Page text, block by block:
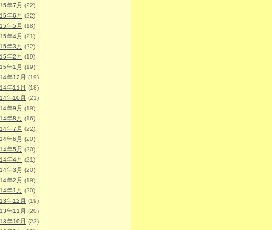
年7月 (22)
年6月 (22)
年5月 (18)
年4月 (21)
年3月 (22)
年2月 (19)
年1月 (19)
年12月 (19)
年11月 (18)
年10月 (21)
年9月 (19)
年8月 (16)
年7月 (22)
年6月 (20)
年5月 (20)
年4月 (21)
年3月 (20)
年2月 (19)
年1月 (20)
年12月 (19)
年11月 (20)
年10月 (23)